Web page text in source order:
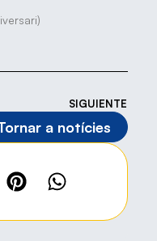
SIGUIENTE
a notícies